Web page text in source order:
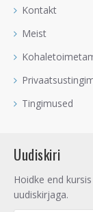
Kontakt
Meist
Tingimused
Uudiskiri
Hoidke end
uudiskirjaga.